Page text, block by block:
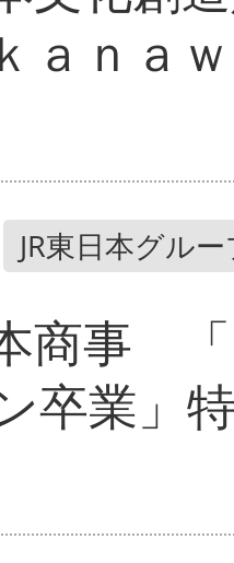
ａｎａ
JR東日本グル
商事
卒業」